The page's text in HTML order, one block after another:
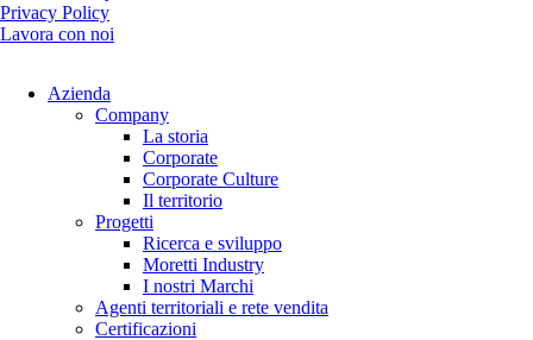
Privacy Policy
Lavora con noi
Azienda
Company
La storia
Corporate
Corporate Culture
Il territorio
Progetti
Ricerca e sviluppo
Moretti Industry
I nostri Marchi
Agenti territoriali e rete vendita
Certificazioni